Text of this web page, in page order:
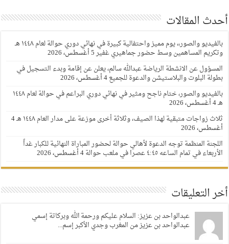
أحدث المقالات
بالفيديو والصور،، يوم مميز واحتفالية كبيرة في نهائي دوري حوالة لعام ١٤٤٨ هـ
وتكريم المساهمين وسط حضور جماهيري غفير5 أغسطس، 2026
المسؤول عن الانشطة الرياضة عبدالله سالم، يعلن عن إقامة وبدء التسجيل في
بطولة البلوت والبلاستيشن والدعوة للجميع4 أغسطس، 2026
بالفيديو والصور، ختام ناجح ومثير في نهائي دوري البراعم في حوالة لعام ١٤٤٨
هـ4 أغسطس، 2026
ثلاث زواجات متبقية لهذا الصيف، وثلاثة أخرى موزعة على مدار العام ١٤٤٨ هـ
4
أغسطس، 2026
اللجنة المنظمة توجه الدعوة لأهالي حوالة لحضور المباراة النهائية للكبار غداً
الأربعاء في تمام الساعه ٤:٤٥ عصرا في ملعب حوالة 4 أغسطس، 2026
أخر التعليقات
عبدالواحد بن عزيز: السلام عليكم ورحمة الله وبركاتة إسمي
عبدالواحد بن عزيز من المغرب وجدي الأكبر إسم...